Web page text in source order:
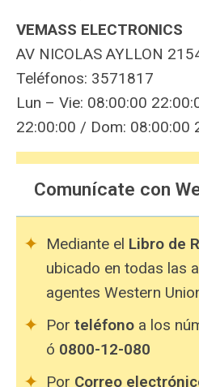
VEMASS ELECTRONICS
AV NICOLAS AYLLON
Teléfonos: 3571817
Lun – Vie: 08:00:00
22:00:00 / Dom: 08:00:00
Comunícate con
Mediante el Libro de
ubicado en todas las
agentes Western
Por teléfono a los
ó 0800-12-080
Por Correo